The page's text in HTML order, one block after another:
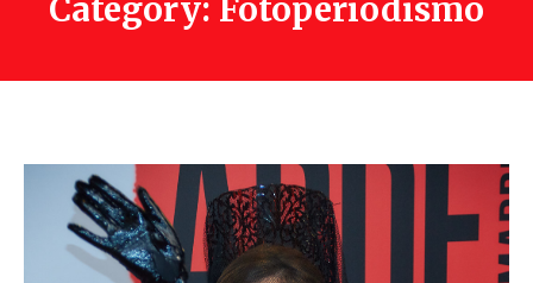
Category: Fotoperiodismo